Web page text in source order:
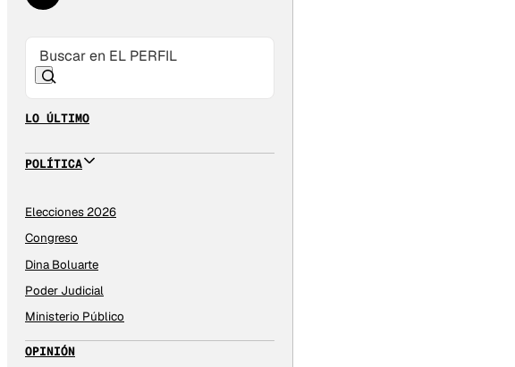
LO ÚLTIMO
POLÍTICA
Elecciones 2026
Congreso
Dina Boluarte
Poder Judicial
Ministerio Público
OPINIÓN